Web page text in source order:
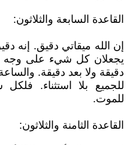
القاعدة السابعة والثلاثون:
إن الله ميقاتي دقيق. إنه
يجعلان كل شيء على وجه
دقيقة ولا بعد دقيقة.
للجميع بلا استثناء.
للموت.
القاعدة الثامنة والثلاثون: